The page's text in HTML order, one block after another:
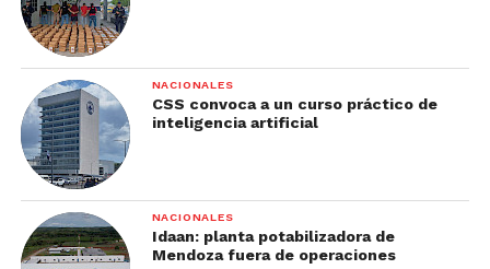
NACIONALES
CSS convoca a un curso práctico de
inteligencia artificial
NACIONALES
Idaan: planta potabilizadora de
Mendoza fuera de operaciones